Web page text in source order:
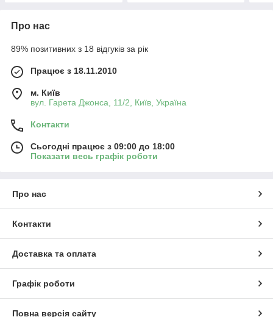
Про нас
89% позитивних з 18 відгуків за рік
Працює з 18.11.2010
м. Київ
вул. Гарета Джонса, 11/2, Київ, Україна
Контакти
Сьогодні працює з 09:00 до 18:00
Показати весь графік роботи
Про нас
Контакти
Доставка та оплата
Графік роботи
Повна версія сайту